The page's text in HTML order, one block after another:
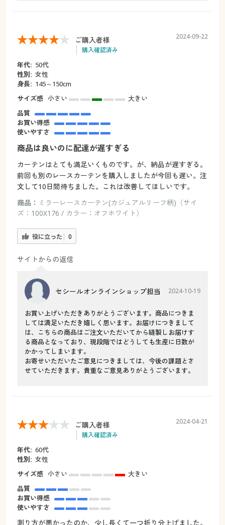
ご購入者様
購入確認済み
2024-09-22
年代: 50代
性別: 女性
身長: 145～150cm
サイズ感 小さい
大きい
品質
お買い得感
使いやすさ
商品は良いのに配達が遅すぎる
カーテンはとても満足いくものです。が、納品が遅すぎる。
前回も別のレースカーテンを購入しましたが今回も遅い。注
文して10日間待ちました。これは改善してほしいです。
商品： ミラーレースカーテン(カジュアルリーフ柄)（サイ
ズ：100X176 / カラー：オフホワイト）
役に立った 0
サイトからの返信
セシールオンラインショップ担当 2024-10-19
お買い上げいただきありがとうございます。商品につきま
しては満足いただき嬉しく思います。お届けにつきまして
は、こちらの商品はご注文いただいてから縫製しお届けす
る商品となっており、現段階ではどうしても生産に日数が
かかってしまいます。
お寄せいただいたご意見につきましては、今後の課題とさ
せていただきます。貴重なご意見ありがとうございます。
ご購入者様
購入確認済み
2024-04-21
年代: 60代
性別: 女性
サイズ感 小さい
大きい
品質
お買い得感
使いやすさ
測り方が悪かったのか、少し長くて一つ折り分上げました。